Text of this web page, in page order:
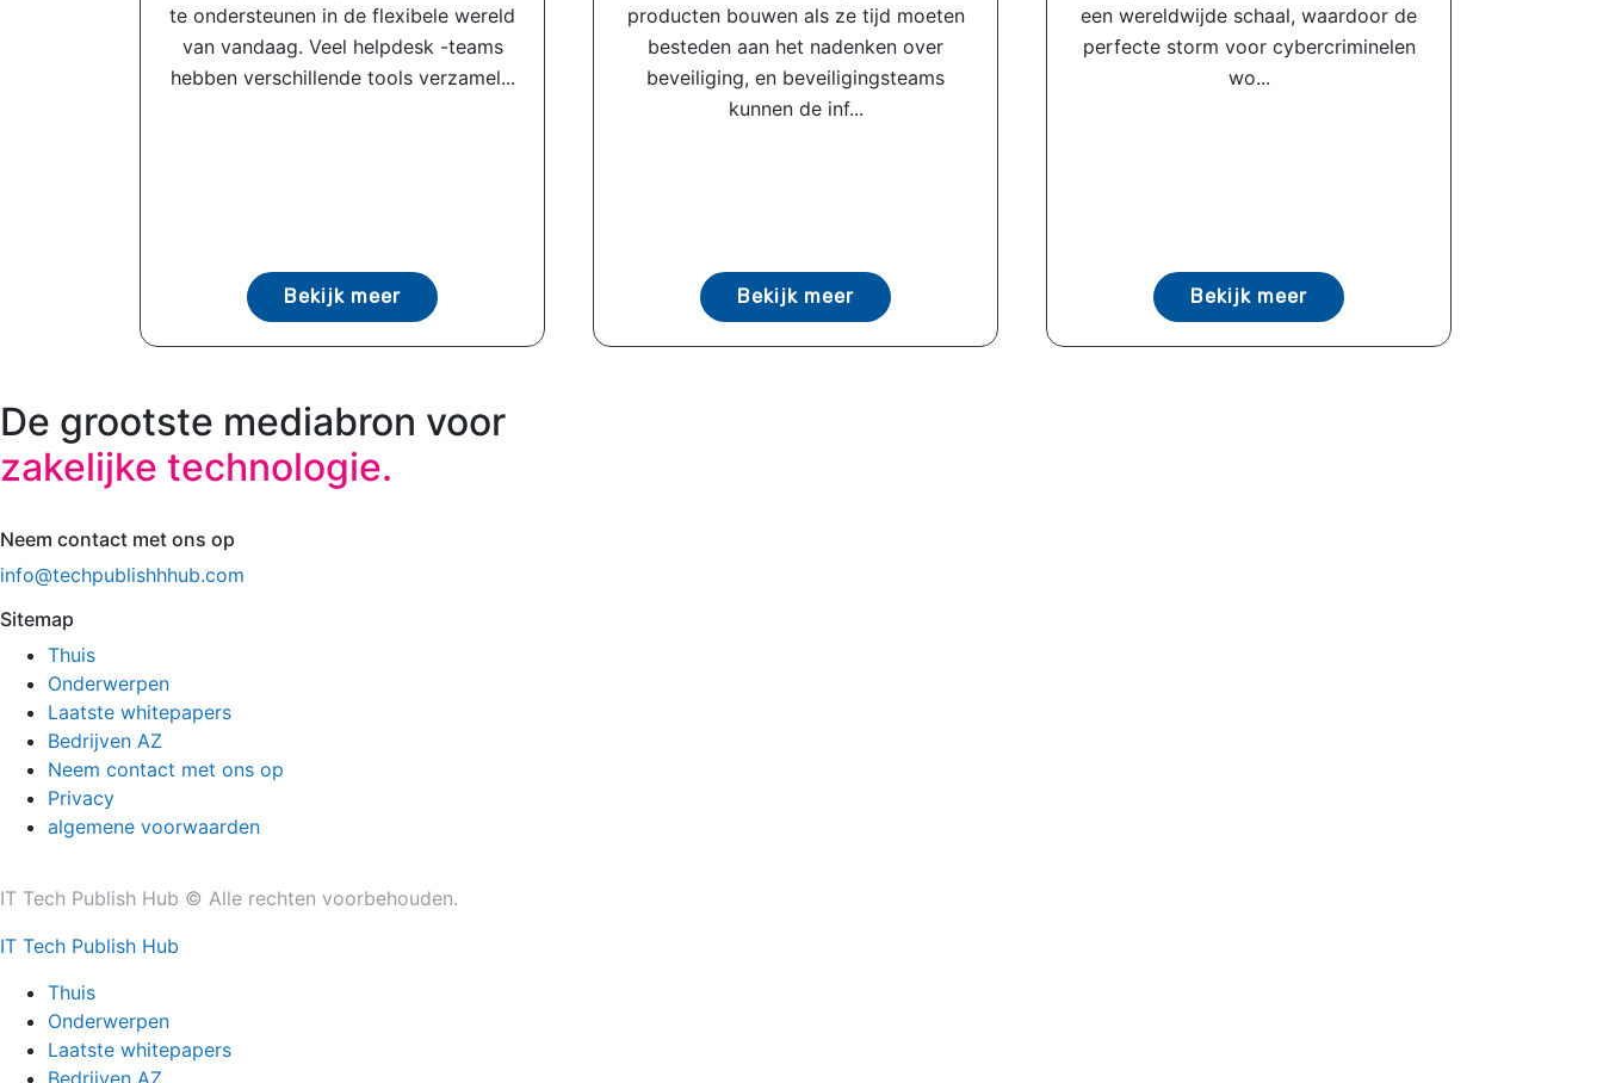
te ondersteunen in de flexibele wereld
van vandaag. Veel helpdesk -teams
hebben verschillende tools verzamel...
Bekijk meer
producten bouwen als ze tijd moeten
besteden aan het nadenken over
beveiliging, en beveiligingsteams
kunnen de inf...
Bekijk meer
een wereldwijde schaal, waardoor de
perfecte storm voor cybercriminelen
wo...
Bekijk meer
De grootste mediabron voor
zakelijke technologie.
Neem contact met ons op
info@techpublishhhub.com
Sitemap
Thuis
Onderwerpen
Laatste whitepapers
Bedrijven AZ
Neem contact met ons op
Privacy
algemene voorwaarden
IT Tech Publish Hub © Alle rechten voorbehouden.
IT Tech Publish Hub
Thuis
Onderwerpen
Laatste whitepapers